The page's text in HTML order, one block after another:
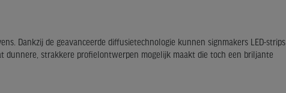
Dankzij de geavanceerde diffusietechnologie kunnen signmakers LED-strips
strakkere profielontwerpen mogelijk maakt die toch een briljante